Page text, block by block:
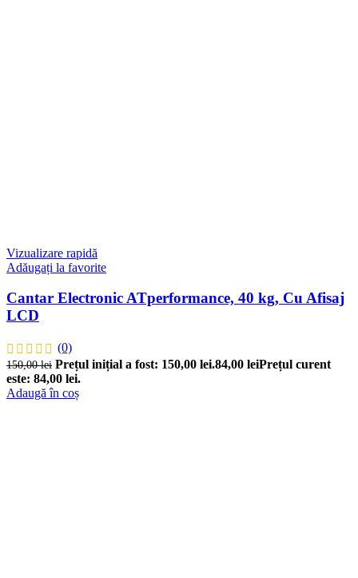
Vizualizare rapidă
Adăugați la favorite
Cantar Electronic ATperformance, 40 kg, Cu Afisaj
LCD
(0)
150,00lei Prețul inițial a fost: 150,00 lei.84,00 leiPrețul curent
este: 84,00 lei.
Adaugă în coș